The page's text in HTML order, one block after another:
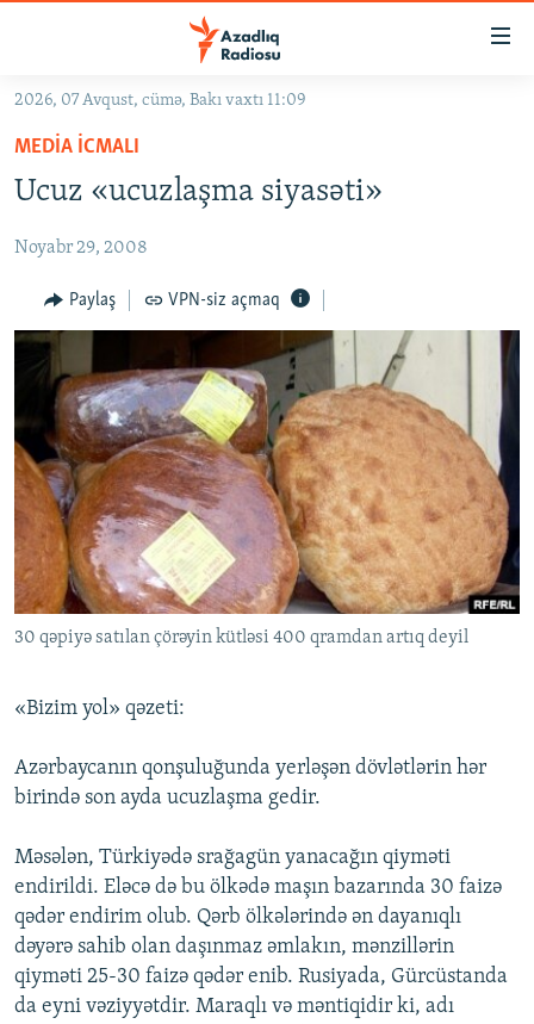
Əsas
qayıt
Əsas
qayıt
GÜNDƏM
#ƏSLINDƏ
FƏRQƏ BAX
QANUNI DOĞRU
ARAŞDIRMA
MULTIMEDIA
VIDEO
FOTOQALEREYA
İNFOQRAFIKA
KARIKATURA
RADIO ARXIV
OXU ZALI
AZƏRBAYCAN ƏDƏBIYYATI KITABXANASI
İSLAM VƏ DEMOKRATIYA
İZ - MƏDƏNIYYƏT PROQRAMI
HAQQIMIZDA
MISSIYAMIZ
PEŞƏ ETIKASI VƏ JURNALISTIKA STANDARTLARIMIZ
MATERIALLARIMIZDAN ISTIFADƏ
XƏBƏR BÜLLETENLƏRIMIZ
BIZI IZLƏ
2026, 07 Avqust, cümə, Bakı vaxtı 11:09
MEDIA ICMALI
Ucuz «ucuzlaşma siyasəti»
Noyabr 29, 2008
Paylaş VPN-siz açmaq
30 qəpiyə satılan çörəyin kütləsi 400 qramdan artıq deyil
«Bizim yol» qəzeti:
Azərbaycanın qonşuluğunda yerləşən dövlətlərin hər
birində son ayda ucuzlaşma gedir.
Məsələn, Türkiyədə srağagün yanacağın qiyməti
endirildi. Eləcə də bu ölkədə maşın bazarında 30 faizə
qədər endirim olub. Qərb ölkələrində ən dayanıqlı
dəyərə sahib olan daşınmaz əmlakın, mənzillərin
qiyməti 25-30 faizə qədər enib. Rusiyada, Gürcüstanda
da eyni vəziyyətdir. Maraqlı və məntiqidir ki, adı